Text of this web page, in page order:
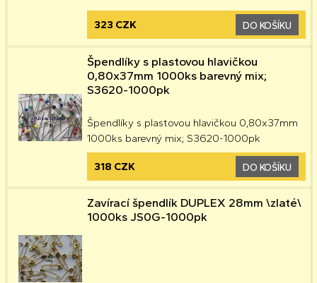
323 CZK DO KOŠÍKU
Špendlíky s plastovou hlavičkou
0,80x37mm 1000ks barevný mix;
S3620-1000pk
Špendlíky s plastovou hlavičkou 0,80x37mm
1000ks barevný mix; S3620-1000pk
318 CZK DO KOŠÍKU
Zavírací špendlík DUPLEX 28mm \zlaté\
1000ks JS0G-1000pk